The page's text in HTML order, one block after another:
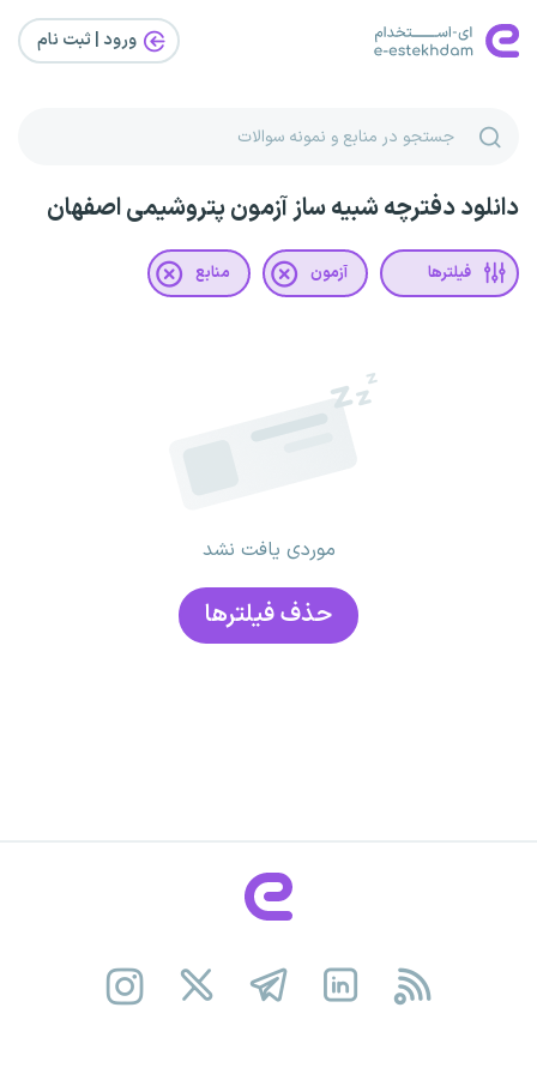
ورود | ثبت‌ نام
دانلود دفترچه شبیه ساز آزمون پتروشیمی اصفهان
فیلترها آزمون منابع
موردی یافت نشد
حذف فیلتر‌ها